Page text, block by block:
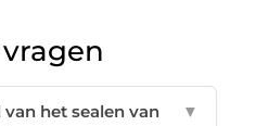
het sealen van
▼